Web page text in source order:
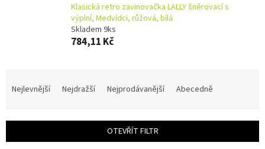
Klasická retro zavinovačka LALLY šněrovací s
výplní, Medvídci, růžová, bílá
Skladem 9ks
784,11 Kč
í
Nejlevnější Nejdražší Nejprodávanější Abecedně
OTEVŘÍT FILTR